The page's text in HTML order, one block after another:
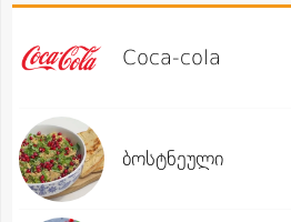
Coca-cola
ბოსტნეული